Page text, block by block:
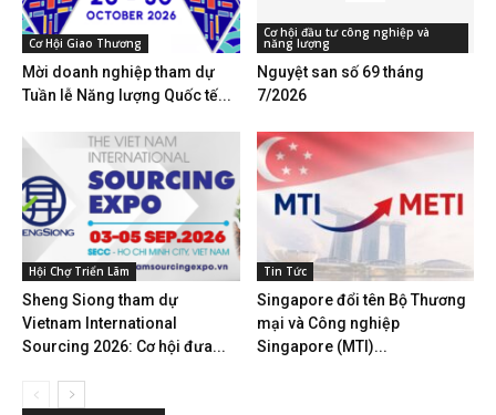
Cơ Hội Giao Thương
Mời doanh nghiệp tham dự
Tuần lễ Năng lượng Quốc tế...
Cơ hội đầu tư công nghiệp và
năng lượng
Nguyệt san số 69 tháng
7/2026
Hội Chợ Triển Lãm
Sheng Siong tham dự
Vietnam International
Sourcing 2026: Cơ hội đưa...
Tin Tức
Singapore đổi tên Bộ Thương
mại và Công nghiệp
Singapore (MTI)...